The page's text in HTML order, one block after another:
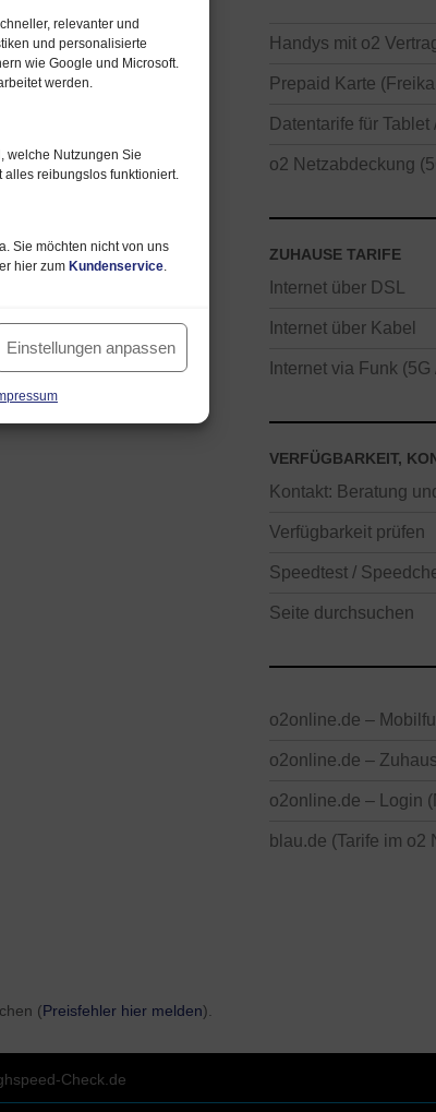
relevanter und
und personalisierte
wie Google und Microsoft.
werden.
welche Nutzungen Sie
alles reibungslos funktioniert.
Sie möchten nicht von uns
hier zum Kundenservice.
Einstellungen anpassen
Handys mit o2
Prepaid Karte
Datentarife für Tablet
o2 Netzabdeckung
ZUHAUSE TARIFE
Internet über DSL
Internet über Kabel
Internet via Funk (5G
VERFÜGBARKEIT,
Kontakt: Beratung
Verfügbarkeit prüfen
Speedtest /
Seite durchsuchen
o2online.de –
o2online.de –
o2online.de – Login
blau.de (Tarife im o2
(Preisfehler hier melden).
Check.de